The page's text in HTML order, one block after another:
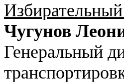
Чугунов
Генеральный